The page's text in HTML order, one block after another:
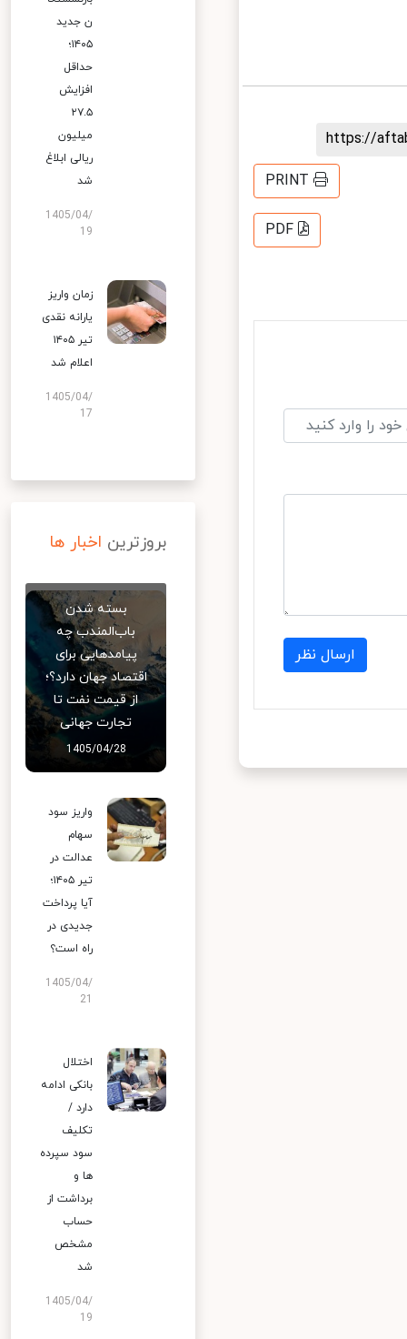
https://
PRINT
PDF
ارسال نظر
ن جدید
۱۴۰۵؛
حداقل
افزایش
۲۷.۵
میلیون
ریالی ابلاغ
شد
1405/04/
19
زمان واریز
یارانه نقدی
تیر ۱۴۰۵
اعلام شد
1405/04/
17
بروزترین اخبار ها
بسته شدن
باب‌المندب چه
پیامدهایی برای
اقتصاد جهان دارد؟؛
از قیمت نفت تا
تجارت جهانی
1405/04/28
واریز سود
سهام
عدالت در
تیر ۱۴۰۵؛
آیا پرداخت
جدیدی در
راه است؟
1405/04/
اختلال
بانکی ادامه
دارد /
تکلیف
سود سپرده
ها و
برداشت از
حساب
مشخص
شد
1405/04/
19